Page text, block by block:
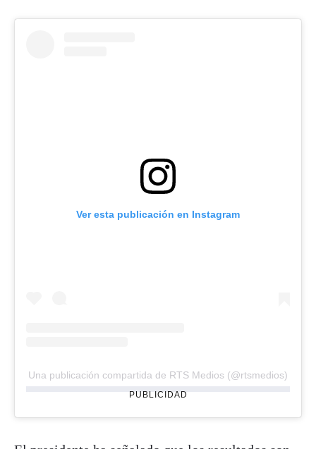
Ver esta publicación en Instagram
Una publicación compartida de RTS Medios (@rtsmedios)
PUBLICIDAD